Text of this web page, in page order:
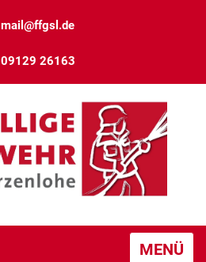
mail@ffgsl.de
09129 26163
MENÜ